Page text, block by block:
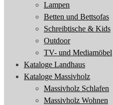
Lampen
Betten und Bettsofas
Schreibtische & Kids
Outdoor
TV- und Mediamöbel
Kataloge Landhaus
Kataloge Massivholz
Massivholz Schlafen
Massivholz Wohnen